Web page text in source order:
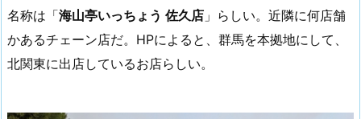
名称は「海山亭いっちょう 佐久店 」らしい。近隣に何店舗
かあるチェーン店だ。HPによると、群馬を本拠地にして、
北関東に出店しているお店らしい。